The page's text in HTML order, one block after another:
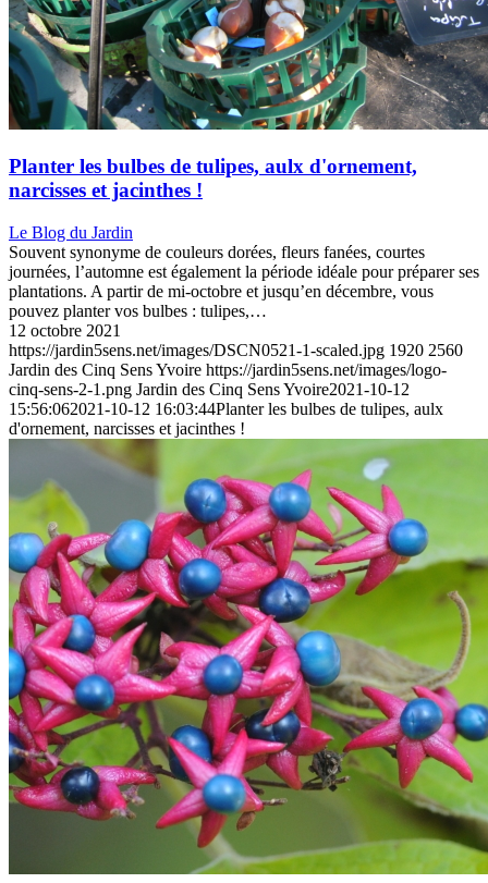
Planter les bulbes de tulipes, aulx d'ornement,
narcisses et jacinthes !
Le Blog du Jardin
Souvent synonyme de couleurs dorées, fleurs fanées, courtes
journées, l’automne est également la période idéale pour préparer ses
plantations. A partir de mi-octobre et jusqu’en décembre, vous
pouvez planter vos bulbes : tulipes,…
12 octobre 2021
https://jardin5sens.net/images/DSCN0521-1-scaled.jpg 1920 2560
Jardin des Cinq Sens Yvoire https://jardin5sens.net/images/logo-
cinq-sens-2-1.png Jardin des Cinq Sens Yvoire2021-10-12
15:56:062021-10-12 16:03:44Planter les bulbes de tulipes, aulx
d'ornement, narcisses et jacinthes !